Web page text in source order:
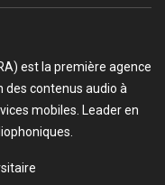
est la première agence
des contenus audio à
mobiles. Leader en